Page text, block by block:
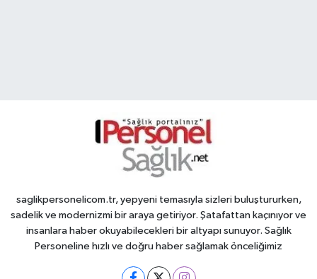
saglikpersonelicom.tr, yepyeni temasıyla sizleri buluştururken,
sadelik ve modernizmi bir araya getiriyor. Şatafattan kaçınıyor ve
insanlara haber okuyabilecekleri bir altyapı sunuyor. Sağlık
Personeline hızlı ve doğru haber sağlamak önceliğimiz